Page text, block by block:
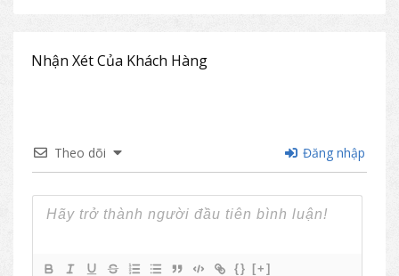
Nhận Xét Của Khách Hàng
Theo dõi Đăng nhập
{} [+]